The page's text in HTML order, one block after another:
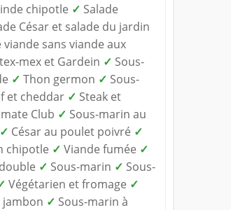
chipotle ✓ Salade
César et salade du jardin
sans viande aux
mex et Gardein ✓ Sous-
✓ Thon germon ✓ Sous-
et cheddar ✓ Steak et
Club ✓ Sous-marin au
✓ César au poulet poivré ✓
chipotle ✓ Viande fumée ✓
✓ Sous-marin ✓ Sous-
Végétarien et fromage ✓
jambon ✓ Sous-marin à